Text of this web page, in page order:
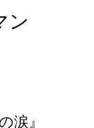
ン
涙』